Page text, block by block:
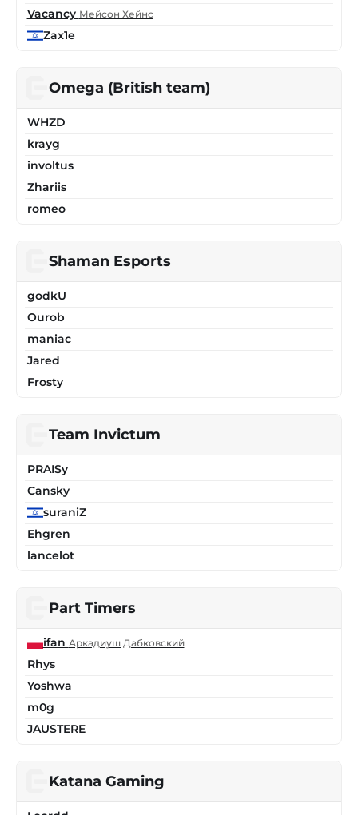
Vacancy Мейсон Хейнс
Zax1e
Omega (British team)
WHZD
krayg
involtus
Zhariis
romeo
Shaman Esports
godkU
Ourob
maniac
Jared
Frosty
Team Invictum
PRAISy
Cansky
suraniZ
Ehgren
lancelot
Part Timers
ifan Аркадиуш Дабковский
Rhys
Yoshwa
m0g
JAUSTERE
Katana Gaming